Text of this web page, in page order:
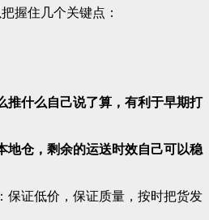
握住几个关键点：
什么自己说了算，有利于早期打
仓，剩余的运送时效自己可以稳
保证低价，保证质量，按时把货发